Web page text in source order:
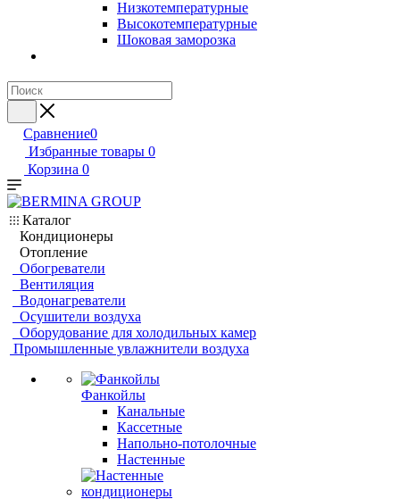
Низкотемпературные
Высокотемпературные
Шоковая заморозка
Сравнение0
Избранные товары 0
Корзина 0
Каталог
Кондиционеры
Отопление
Обогреватели
Вентиляция
Водонагреватели
Осушители воздуха
Оборудование для холодильных камер
Промышленные увлажнители воздуха
Фанкойлы
Канальные
Кассетные
Напольно-потолочные
Настенные